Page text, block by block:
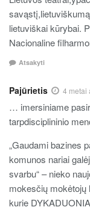
lietuviškai kūrybai.
Nacionaline
Atsakyti
Pajūrietis 4 metai
… imersiniame
tarpdisciplininio
„Gaudami bazines
komunos nariai
svarbu“ – nieko
mokesčių mokėtojų
kurie